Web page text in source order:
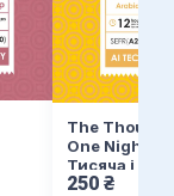
The
One Nights /
Тисяча і
250 ₴